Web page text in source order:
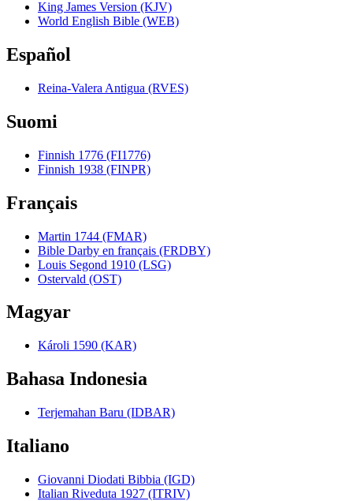
King James Version (KJV)
World English Bible (WEB)
Español
Reina-Valera Antigua (RVES)
Suomi
Finnish 1776 (FI1776)
Finnish 1938 (FINPR)
Français
Martin 1744 (FMAR)
Bible Darby en français (FRDBY)
Louis Segond 1910 (LSG)
Ostervald (OST)
Magyar
Károli 1590 (KAR)
Bahasa Indonesia
Terjemahan Baru (IDBAR)
Italiano
Giovanni Diodati Bibbia (IGD)
Italian Riveduta 1927 (ITRIV)